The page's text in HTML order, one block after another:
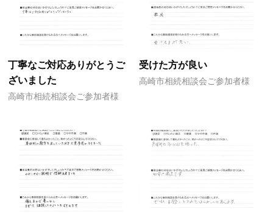
丁寧なご対応ありがとうご
ざいました
高崎市相続相談会ご参加者様
受けた方が良い
高崎市相続相談会ご参加者様